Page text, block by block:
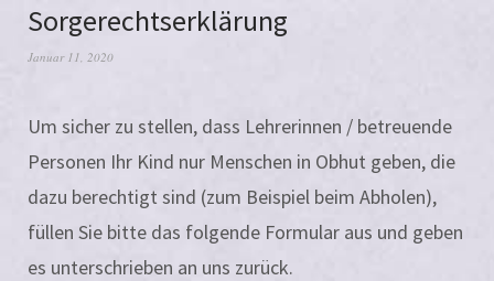
Sorgerechtserklärung
Januar 11, 2020
Um sicher zu stel­len, dass Lehrerinnen / betreu­en­de
Personen Ihr Kind nur Menschen in Obhut geben, die
dazu berech­tigt sind (zum Beispiel beim Abholen),
fül­len Sie bit­te das fol­gen­de Formular aus und geben
es unter­schrie­ben an uns zurück.